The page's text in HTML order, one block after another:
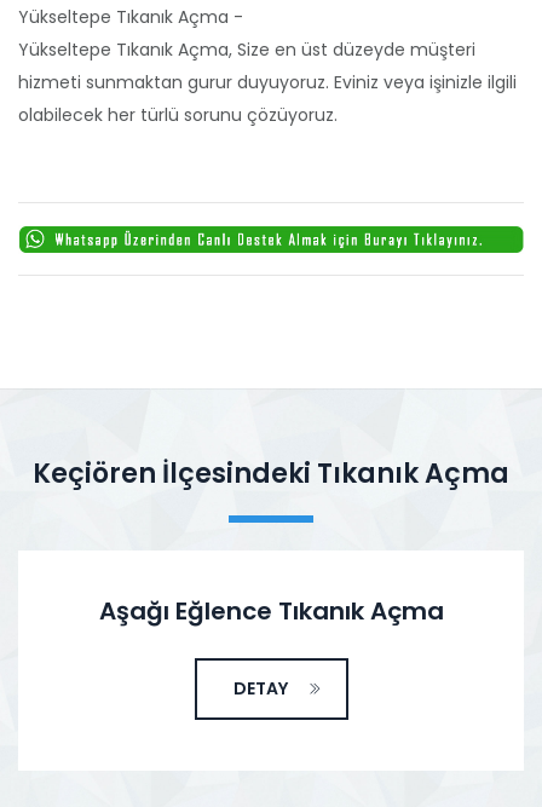
Yükseltepe Tıkanık Açma -
Yükseltepe Tıkanık Açma, Size en üst düzeyde müşteri
hizmeti sunmaktan gurur duyuyoruz. Eviniz veya işinizle ilgili
olabilecek her türlü sorunu çözüyoruz.
Keçiören İlçesindeki Tıkanık Açma
Aşağı Eğlence Tıkanık Açma
DETAY